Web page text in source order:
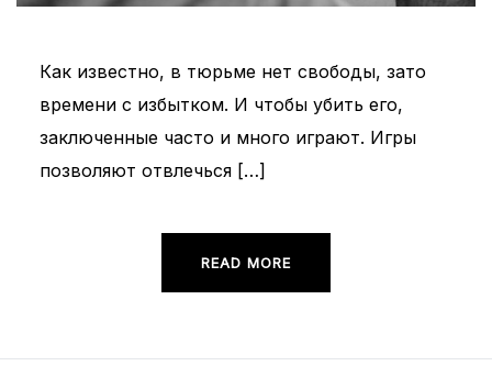
Как известно, в тюрьме нет свободы, зато
времени с избытком. И чтобы убить его,
заключенные часто и много играют. Игры
позволяют отвлечься […]
READ MORE